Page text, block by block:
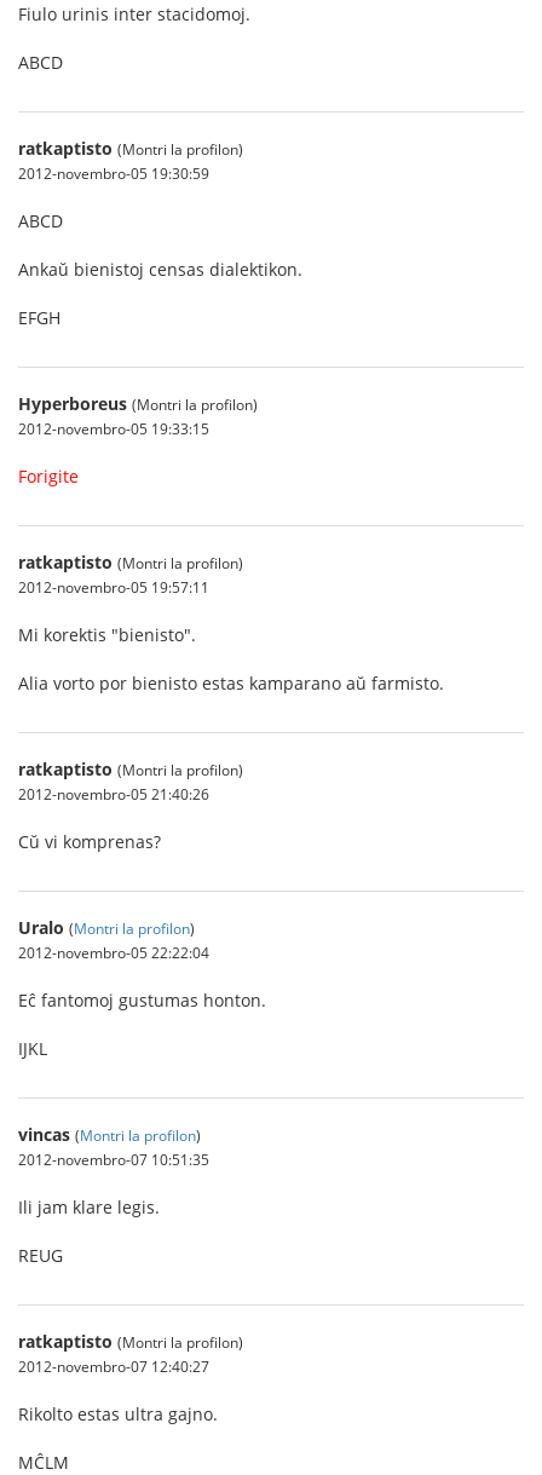
Fiulo urinis inter stacidomoj.
ABCD
ratkaptisto (Montri la profilon)
2012-novembro-05 19:30:59
ABCD
Ankaŭ bienistoj censas dialektikon.
EFGH
Hyperboreus (Montri la profilon)
2012-novembro-05 19:33:15
Forigite
ratkaptisto (Montri la profilon)
2012-novembro-05 19:57:11
Mi korektis "bienisto".
Alia vorto por bienisto estas kamparano aŭ farmisto.
ratkaptisto (Montri la profilon)
2012-novembro-05 21:40:26
Cŭ vi komprenas?
Uralo (Montri la profilon)
2012-novembro-05 22:22:04
Eĉ fantomoj gustumas honton.
IJKL
vincas (Montri la profilon)
2012-novembro-07 10:51:35
Ili jam klare legis.
REUG
ratkaptisto (Montri la profilon)
2012-novembro-07 12:40:27
Rikolto estas ultra gajno.
MĈLM